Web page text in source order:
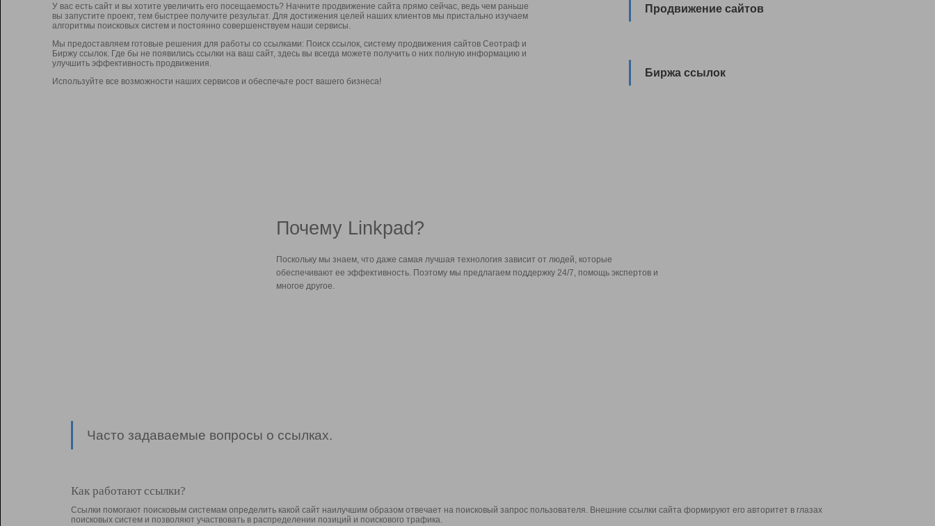
У вас есть сайт и вы хотите увеличить его посещаемость? Начните продвижение сайта прямо сейчас, ведь чем раньше
вы запустите проект, тем быстрее получите результат. Для достижения целей наших клиентов мы пристально изучаем
алгоритмы поисковых систем и постоянно совершенствуем наши сервисы.
Мы предоставляем готовые решения для работы со ссылками: Поиск ссылок, систему продвижения сайтов Сеотраф и
Биржу ссылок. Где бы не появились ссылки на ваш сайт, здесь вы всегда можете получить о них полную информацию и
улучшить эффективность продвижения.
Используйте все возможности наших сервисов и обеспечьте рост вашего бизнеса!
Продвижение сайтов
Биржа ссылок
Почему Linkpad?
Поскольку мы знаем, что даже самая лучшая технология зависит от людей, которые
обеспечивают ее эффективность. Поэтому мы предлагаем поддержку 24/7, помощь экспертов и
многое другое.
Часто задаваемые вопросы о ссылках.
Как работают ссылки?
Ссылки помогают поисковым системам определить какой сайт наилучшим образом отвечает на поисковый запрос пользователя. Внешние ссылки сайта формируют его авторитет в глазах
поисковых систем и позволяют участвовать в раcпределении позиций и поискового трафика.